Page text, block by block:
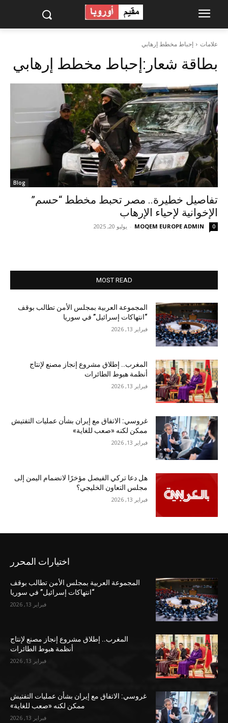
علامات إحباط مخطط إرهابي
بطاقة شعار:إحباط مخطط إرهابي
Blog
تفاصيل خطيرة.. مصر تحبط مخطط “حسم”
الإخوانية لإحياء الإرهاب
MOQEM EUROPE ADMIN
- يوليو 20, 2025 0
MOST READ
المجموعة العربية بمجلس الأمن تطالب بوقف
“انتهاكات إسرائيل” في سوريا
فبراير 13, 2026
المغرب.. إطلاق مشروع إنجاز مصنع لإنتاج
أنظمة هبوط الطائرات
فبراير 13, 2026
غروسي: الاتفاق مع إيران بشأن عمليات التفتيش
ممكن لكنه «صعب للغاية»
فبراير 13, 2026
هل دعا تركي الفيصل مؤخرًا لانضمام اليمن إلى
مجلس التعاون الخليجي؟
فبراير 13, 2026
اختيارات المحرر
المجموعة العربية بمجلس الأمن تطالب بوقف
“انتهاكات إسرائيل” في سوريا
فبراير 13, 2026
المغرب.. إطلاق مشروع إنجاز مصنع لإنتاج
أنظمة هبوط الطائرات
فبراير 13, 2026
غروسي: الاتفاق مع إيران بشأن عمليات التفتيش
ممكن لكنه «صعب للغاية»
فبراير 13, 2026